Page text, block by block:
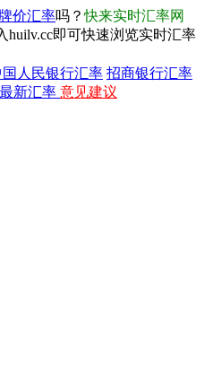
价汇率吗？快来实时汇率网
huilv.cc即可快速浏览实时汇率
国人民银行汇率 招商银行汇率
最新汇率 意见建议